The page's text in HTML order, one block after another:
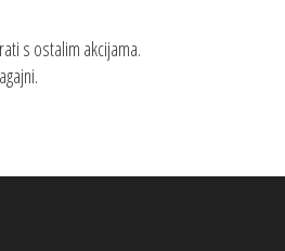
s ostalim akcijama.